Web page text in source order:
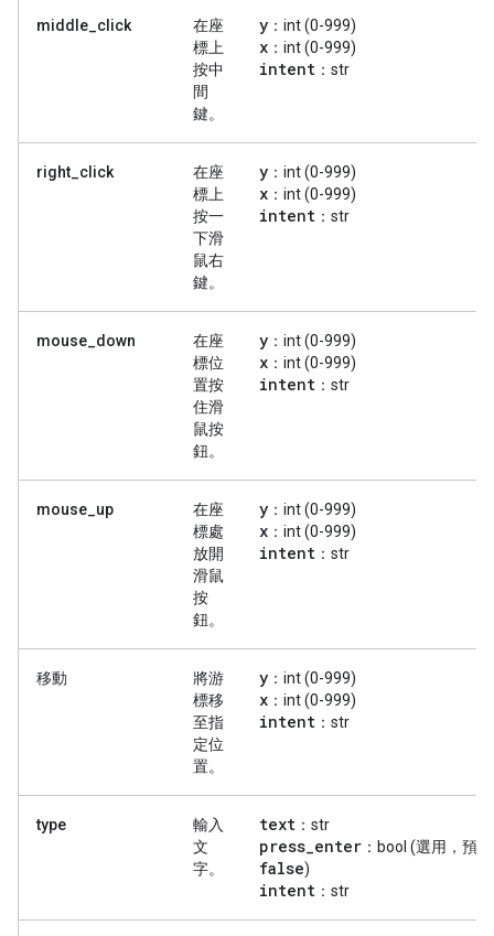
middle_click
在座
標上
按中
間
鍵。
y ：int (0-999)
x ：int (0-999)
intent ：str
right_click
在座
標上
按一
下滑
鼠右
鍵。
y ：int (0-999)
x ：int (0-999)
intent ：str
mouse_down
在座
標位
置按
住滑
鼠按
鈕。
y ：int (0-999)
x ：int (0-999)
intent ：str
mouse_up
在座
標處
放開
滑鼠
按
鈕。
y ：int (0-999)
x ：int (0-999)
intent ：str
移動
將游
標移
至指
定位
置。
y ：int (0-999)
x ：int (0-999)
intent ：str
type
輸入
文
字。
text ：str
press_enter ：bool (選用，預
false)
intent ：str